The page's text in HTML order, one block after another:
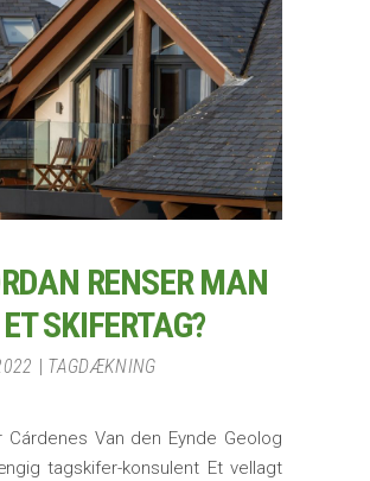
RENSER MAN
ET SKIFERTAG?
TAGDÆKNING
Cárdenes Van den Eynde Geolog
tagskifer-konsulent Et vellagt